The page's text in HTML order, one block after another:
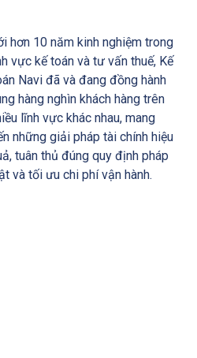
hơn 10 năm kinh nghiệm trong
vực kế toán và tư vấn thuế, Kế
Navi đã và đang đồng hành
hàng nghìn khách hàng trên
lĩnh vực khác nhau, mang
những giải pháp tài chính hiệu
tuân thủ đúng quy định pháp
và tối ưu chi phí vận hành.